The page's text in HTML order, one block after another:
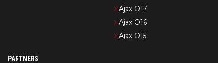
Ajax O17
Ajax O16
Ajax O15
PARTNERS